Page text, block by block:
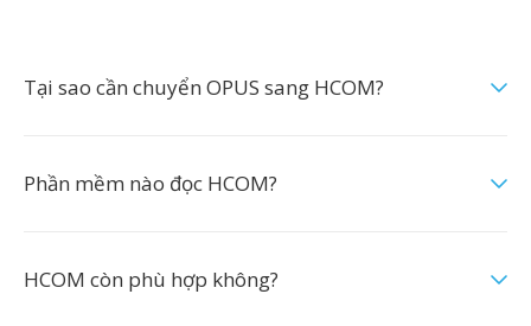
Tại sao cần chuyển OPUS sang HCOM?
Phần mềm nào đọc HCOM?
HCOM còn phù hợp không?